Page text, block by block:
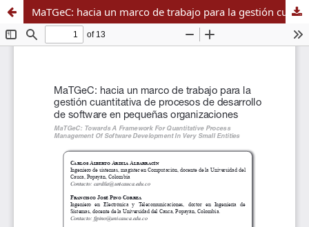
MaTGeC: hacia un marco de trabajo para la gestión cuantitativa de procesos de desarrollo de software en pequeñas organizaciones